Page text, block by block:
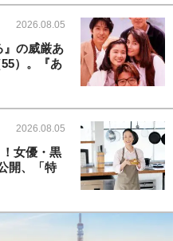
2026.08.05
』の威厳あ
）。『あ
2026.08.05
！女優・黒
開、「特